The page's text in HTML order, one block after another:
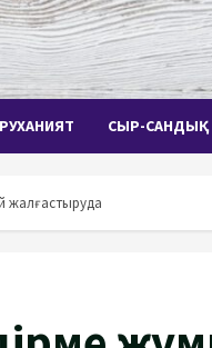
РУХАНИЯТ СЫР-САНДЫҚ
жалғастыруда